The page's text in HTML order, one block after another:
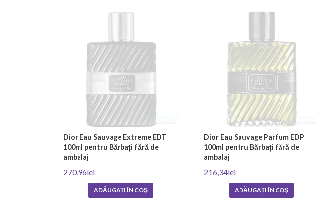
Dior Eau Sauvage Extreme EDT
100ml pentru Bărbați fără de
ambalaj
270,96lei
ADĂUGAȚI ÎN COŞ
Dior Eau Sauvage Parfum EDP
100ml pentru Bărbați fără de
ambalaj
216,34lei
ADĂUGAȚI ÎN COŞ